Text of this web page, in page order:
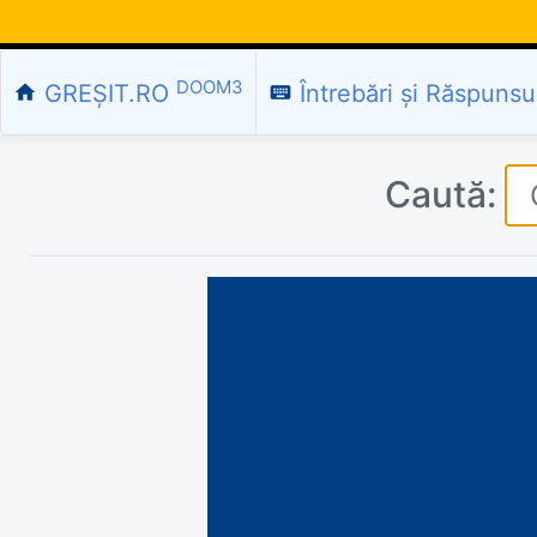
home GREȘIT.RO DOOM3 keyboard Întrebări și
Caută: